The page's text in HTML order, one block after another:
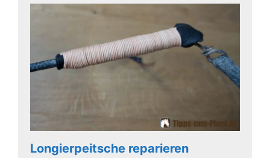
Longierpeitsche reparieren